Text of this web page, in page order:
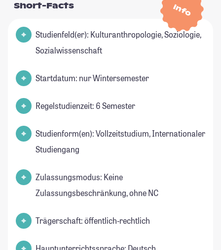
Info
Short-Facts
Studienfeld(er): Kulturanthropologie, Soziologie,
Sozialwissenschaft
Startdatum: nur Wintersemester
Regelstudienzeit: 6 Semester
Studienform(en): Vollzeitstudium, Internationaler
Studiengang
Zulassungsmodus: Keine
Zulassungsbeschränkung, ohne NC
Trägerschaft: öffentlich-rechtlich